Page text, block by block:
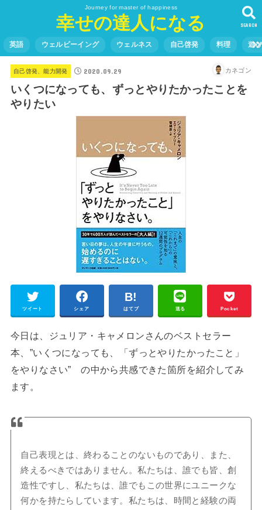
Journey for master of happiness
幸せの達人になる SEARCH
英語 ウェルビーイング ウェルネス 自己啓発 料理 遊
自己啓発、能力開発 2020.09.29 カネゴン
いくつになっても、ずっとやりたかったことを
やりたい
ツイート シェア はてブ 送る Pocket
今日は、ジュリア・キャメロンさんのベストセラー
本、”いくつになっても、「ずっとやりたかったこと」
をやりなさい” の中から共感できた箇所を紹介してみ
ます。
自己表現とは、終わることのないものであり、また、
終えるべきではありません。私たちは、誰でも皆、創
造性ですし、私たちは、誰でもこの世界にユニークな
何かを持たらしています。私たちは、時間と経験の両